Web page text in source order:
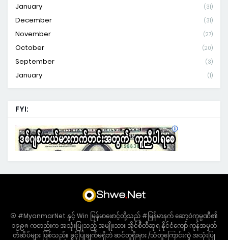
January (31)
December (31)
November (27)
October (20)
September (3)
January (1)
FYI:
⦿ #MyanmarNet နှင့် Win မြန်မာဖောင့်တို့သည် #မြန်မာနက် ဆော့ဝဲကုမ္ပဏီ၏
၁၉၉၈ ကတည်းက အသုံးပြုသည့် အမျိုးသား အိုင်စီတီဆုရ နိုင်ငံကျော် ကုန်အမှတ်
တံဆိပ်များ ဖြစ်သည်။ ခွင့်ပြုချက်မရှိဘဲ ဆင်တူရိုးမှား /သံတူကြောင်းကွဲ အသုံးပြု